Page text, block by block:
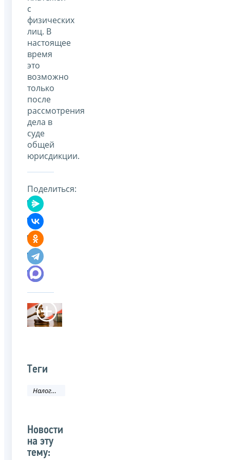
с
физических
лиц. В
настоящее
время
это
возможно
только
после
рассмотрения
дела в
суде
общей
юрисдикции.
Поделиться:
Теги
Налоговое законодательство
Новости
на эту
тему: